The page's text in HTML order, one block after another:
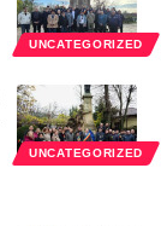
UNCATEGORIZED
UNCATEGORIZED